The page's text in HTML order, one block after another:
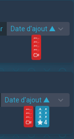
4
4
4
4